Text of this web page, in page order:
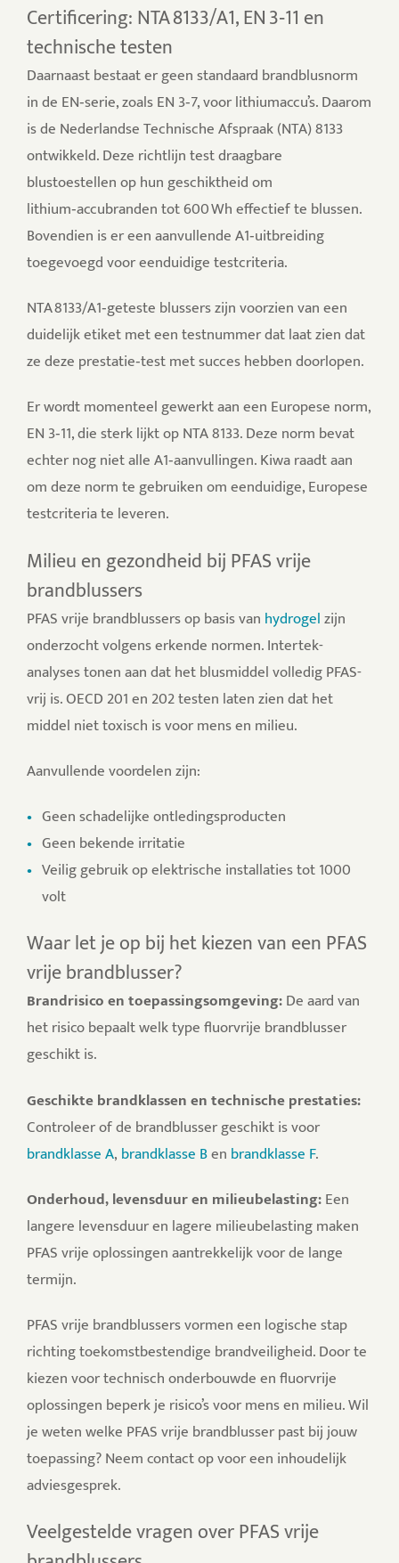
Certificering: NTA 8133/A1, EN 3‑11 en
technische testen
Daarnaast bestaat er geen standaard brandblusnorm
in de EN‑serie, zoals EN 3‑7, voor lithiumaccu’s. Daarom
is de Nederlandse Technische Afspraak (NTA) 8133
ontwikkeld. Deze richtlijn test draagbare
blustoestellen op hun geschiktheid om
lithium‑accubranden tot 600 Wh effectief te blussen.
Bovendien is er een aanvullende A1‑uitbreiding
toegevoegd voor eenduidige testcriteria.
NTA 8133/A1‑geteste blussers zijn voorzien van een
duidelijk etiket met een testnummer dat laat zien dat
ze deze prestatie‑test met succes hebben doorlopen.
Er wordt momenteel gewerkt aan een Europese norm,
EN 3‑11, die sterk lijkt op NTA 8133. Deze norm bevat
echter nog niet alle A1‑aanvullingen. Kiwa raadt aan
om deze norm te gebruiken om eenduidige, Europese
testcriteria te leveren.
Milieu en gezondheid bij PFAS vrije
brandblussers
PFAS vrije brandblussers op basis van hydrogelzijn
onderzocht volgens erkende normen. Intertek-
analyses tonen aan dat het blusmiddel volledig PFAS-
vrij is. OECD 201 en 202 testen laten zien dat het
middel niet toxisch is voor mens en milieu.
Aanvullende voordelen zijn:
Geen schadelijke ontledingsproducten
Geen bekende irritatie
Veilig gebruik op elektrische installaties tot 1000
volt
Waar let je op bij het kiezen van een PFAS
vrije brandblusser?
Brandrisico en toepassingsomgeving:De aard van
het risico bepaalt welk type fluorvrije brandblusser
geschikt is.
Geschikte brandklassen en technische prestaties:
Controleer of de brandblusser geschikt is voor
brandklasse A, brandklasse Ben brandklasse F.
Onderhoud, levensduur en milieubelasting:Een
langere levensduur en lagere milieubelasting maken
PFAS vrije oplossingen aantrekkelijk voor de lange
termijn.
PFAS vrije brandblussers vormen een logische stap
richting toekomstbestendige brandveiligheid. Door te
kiezen voor technisch onderbouwde en fluorvrije
oplossingen beperk je risico’s voor mens en milieu. Wil
je weten welke PFAS vrije brandblusser past bij jouw
toepassing? Neem contact op voor een inhoudelijk
adviesgesprek.
Veelgestelde vragen over PFAS vrije